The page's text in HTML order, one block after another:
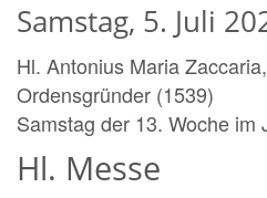
Hl. Messe
Samstag, 5. Juli
Hl. Antonius Maria
Ordensgründer (1539)
Samstag der 13. Woche im